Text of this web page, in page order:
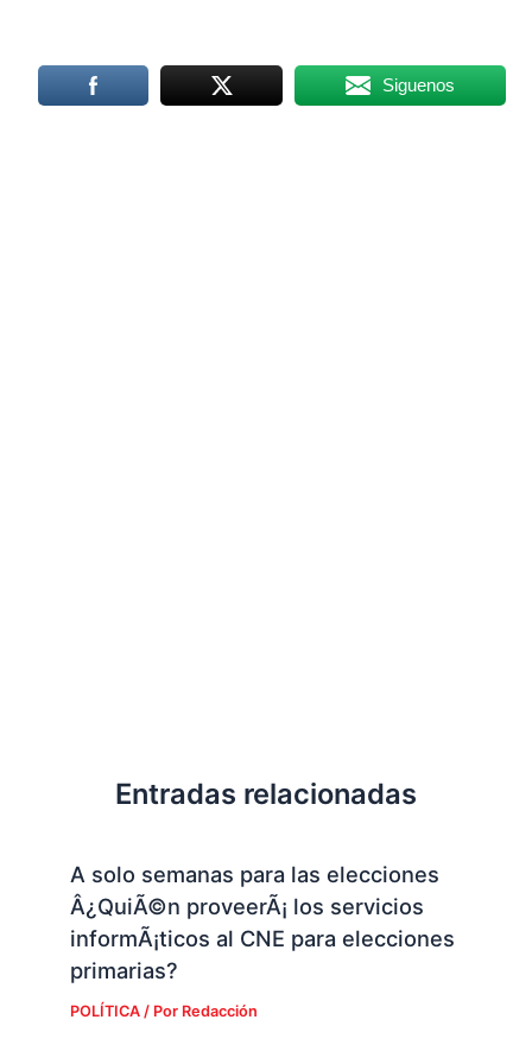
Siguenos
Entradas relacionadas
A solo semanas para las elecciones
Â¿QuiÃ©n proveerÃ¡ los servicios
informÃ¡ticos al CNE para elecciones
primarias?
POLÍTICA/ Por Redacción